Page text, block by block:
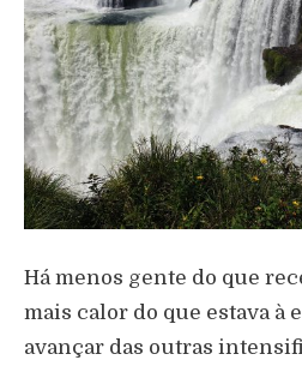
Há menos gente do que
mais calor do que estava à
avançar das outras